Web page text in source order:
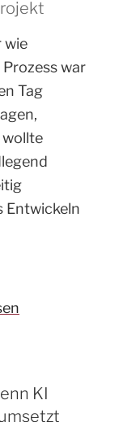
wie
war
Tag
Entwickeln
KI